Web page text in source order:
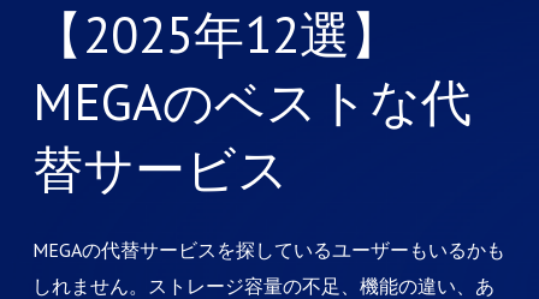
【2025年12選】
MEGAのベストな代
替サービス
MEGAの代替サービスを探しているユーザーもいるかも
しれません。ストレージ容量の不足、機能の違い、あ